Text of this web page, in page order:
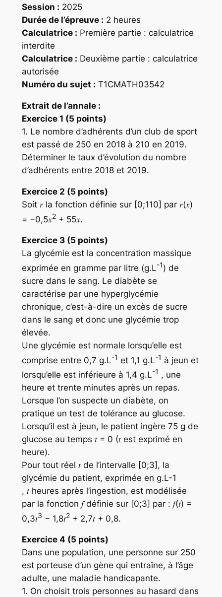
Session : 2025
Durée de l’épreuve : 2 heures
Calculatrice : Première partie : calculatrice
interdite
Calculatrice : Deuxième partie : calculatrice
autorisée
Numéro du sujet : T1CMATH03542
Extrait de l’annale :
Exercice 1 (5 points)
1. Le nombre d’adhérents d’un club de sport
est passé de 250 en 2018 à 210 en 2019.
Déterminer le taux d’évolution du nombre
d’adhérents entre 2018 et 2019.
Exercice 2 (5 points)
Soit 𝑟 la fonction définie sur [0;110] par 𝑟(𝑥)
= −0,5𝑥2+ 55𝑥.
Exercice 3 (5 points)
La glycémie est la concentration massique
exprimée en gramme par litre (g.L-1) de
sucre dans le sang. Le diabète se
caractérise par une hyperglycémie
chronique, c’est-à-dire un excès de sucre
dans le sang et donc une glycémie trop
élevée.
Une glycémie est normale lorsqu’elle est
comprise entre 0,7 g.L-1 et 1,1 g.L-1 à jeun et
lorsqu’elle est inférieure à 1,4 g.L-1 , une
heure et trente minutes après un repas.
Lorsque l’on suspecte un diabète, on
pratique un test de tolérance au glucose.
Lorsqu’il est à jeun, le patient ingère 75 g de
glucose au temps 𝑡 = 0 (𝑡 est exprimé en
heure).
Pour tout réel 𝑡 de l’intervalle [0;3], la
glycémie du patient, exprimée en g.L-1
, 𝑡 heures après l’ingestion, est modélisée
par la fonction 𝑓 définie sur [0;3] par : 𝑓(𝑡) =
0,3𝑡3 − 1,8𝑡2+ 2,7𝑡 + 0,8.
Exercice 4 (5 points)
Dans une population, une personne sur 250
est porteuse d’un gène qui entraîne, à l’âge
adulte, une maladie handicapante.
1. On choisit trois personnes au hasard dans